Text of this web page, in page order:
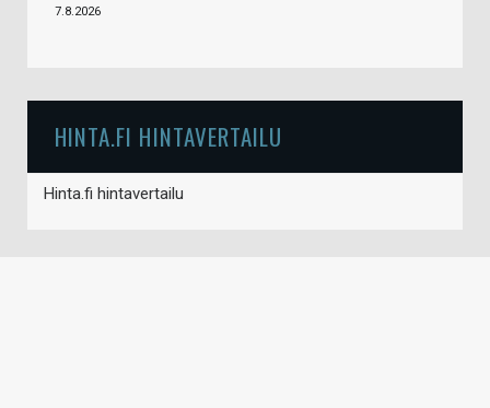
7.8.2026
HINTA.FI HINTAVERTAILU
Hinta.fi hintavertailu